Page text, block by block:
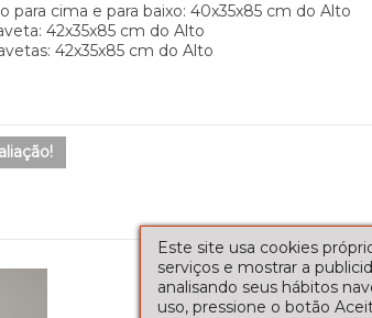
para cima e para baixo: 40x35x85 cm do Alto
42x35x85 cm do Alto
42x35x85 cm do Alto
Este site usa cookies
serviços e mostrar a
analisando seus hábitos
uso, pressione o botão